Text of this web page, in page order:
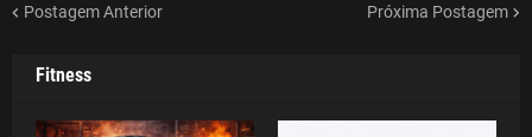
Postagem Anterior Próxima Postagem
Fitness